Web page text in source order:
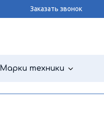
Заказать звонок
Марки техники